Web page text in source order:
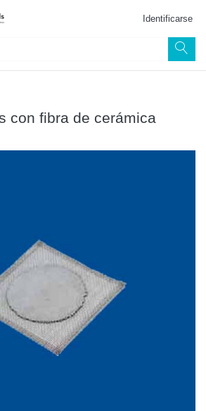
Identificarse
con fibra de cerámica